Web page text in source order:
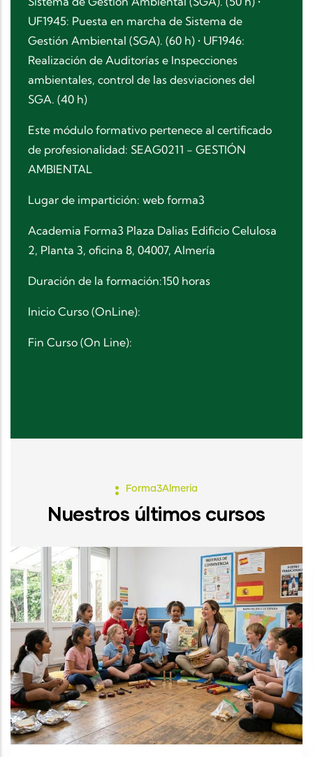
UF1945: Puesta en marcha de Sistema de
Gestión Ambiental (SGA). (60 h) • UF1946:
Realización de Auditorías e Inspecciones
ambientales, control de las desviaciones del
SGA. (40 h)
Este módulo formativo pertenece al certificado
de profesionalidad: SEAG0211 - GESTIÓN
AMBIENTAL
Lugar de impartición: web forma3
Academia Forma3 Plaza Dalias Edificio Celulosa
2, Planta 3, oficina 8, 04007, Almería
Duración de la formación:150 horas
Inicio Curso (OnLine):
Fin Curso (On Line):
Forma3Almeria
Nuestros últimos cursos